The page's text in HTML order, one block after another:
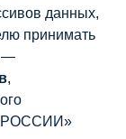
данных,
принимать
—
,
РОССИИ»